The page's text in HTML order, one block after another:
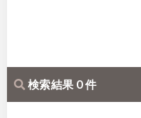
検索結果 0 件